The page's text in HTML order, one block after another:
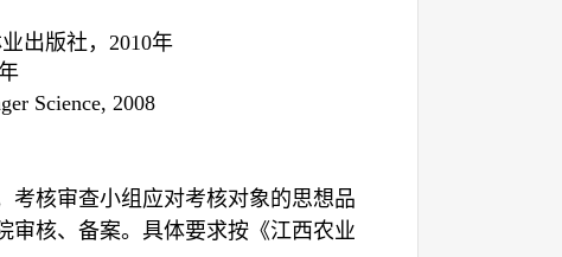
出版社， 2010年
Science, 2008
考核审查小组应对考核对象的思想品
审核、备案。具体要求按《江西农业